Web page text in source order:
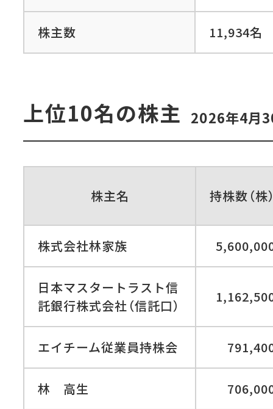
株主数 11,934名
上位10名の株主 2026年4月
株主名 持株数（株
株式会社林家族
日本マスタートラスト信
託銀行株式会社（信託口）
エイチーム従業員持株会
林 高生